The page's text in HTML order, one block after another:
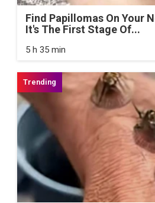
Find Papillomas On Your
It's The First Stage Of...
5 h 35 min